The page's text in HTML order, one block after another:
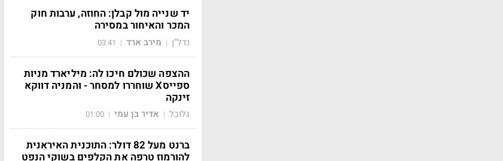
יד שנייה מול קבלן: החוזה, ערבות חוק
המכר והאיחור במסירה
נדל"ן | מירב ארד |
03:41
ההצפה שכולם חיכו לה: מיליארד מניות
ספייסX שוחררו למסחר - והמניה דווקא
זינקה
גלובל | אדיר בן עמי |
01:00
ברנט מעל 82 דולר: התוכנית האיראנית
להורמוז טרפה את הקלפים בשוקי הנפט